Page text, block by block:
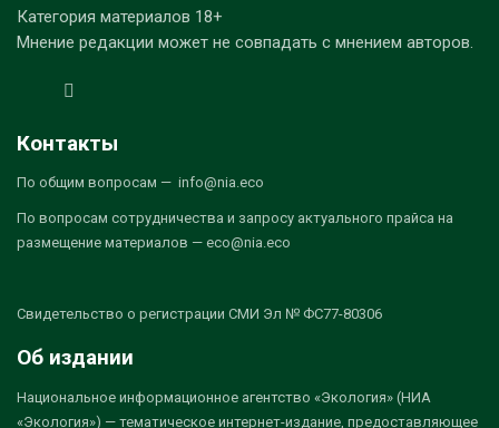
Категория материалов 18+
Мнение редакции может не совпадать с мнением авторов.
Контакты
По общим вопросам — info@nia.eco
По вопросам сотрудничества и запросу актуального прайса на
размещение материалов — eco@nia.eco
Свидетельство о регистрации СМИ Эл № ФС77-80306
Об издании
Национальное информационное агентство «Экология» (НИА
«Экология») — тематическое интернет-издание, предоставляющее